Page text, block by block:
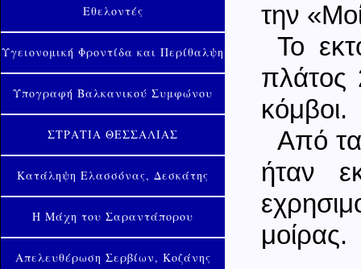
Εθελοντές
Υγειονομική Φροντίδα και Περίθαλψη
Υπογραφή Βαλκανικού Συμφώνου
ΣΤΡΑΤΙΑ ΘΕΣΣΑΛΙΑΣ
Κατάληψη Ελασσόνας, Δεσκάτης
Η Μάχη του Σαραντάπορου
Απελευθέρωση Σερβίων, Κοζάνης
την
Το
πλάτος
κόμβοι.
Από
ήταν
μοίρας.